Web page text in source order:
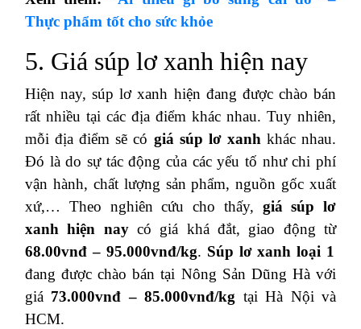
Thực phẩm tốt cho sức khỏe
5. Giá súp lơ xanh hiện nay
Hiện nay, súp lơ xanh hiện đang được chào bán
rất nhiều tại các địa điểm khác nhau. Tuy nhiên,
mỗi địa điểm sẽ có giá súp lơ xanhkhác nhau.
Đó là do sự tác động của các yếu tố như chi phí
vận hành, chất lượng sản phẩm, nguồn gốc xuất
xứ,… Theo nghiên cứu cho thấy, giá súp lơ
xanh hiện naycó giá khá đắt, giao động từ
68.00vnđ – 95.000vnđ/kg. Súp lơ xanh loại 1
đang được chào bán tại Nông Sản Dũng Hà với
giá 73.000vnđ – 85.000vnđ/kg tại Hà Nội và
HCM.